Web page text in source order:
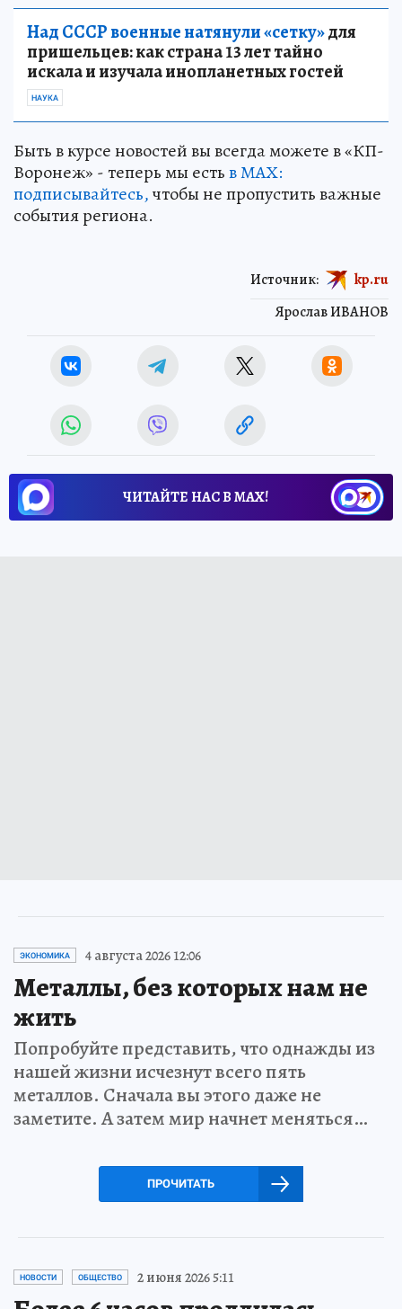
Над СССР военные натянули «сетку»для
пришельцев: как страна 13 лет тайно
искала и изучала инопланетных гостей
НАУКА
Быть в курсе новостей вы всегда можете в «КП-
Воронеж» - теперь мы естьв МАХ:
подписывайтесь,чтобы не пропустить важные
события региона.
Ярослав ИВАНОВ
Источник: kp.ru
ЧИТАЙТЕ НАС В МАХ!
ЭКОНОМИКА 4 августа 2026 12:06
Металлы, без которых нам не
жить
Попробуйте представить, что однажды из
нашей жизни исчезнут всего пять
металлов. Сначала вы этого даже не
заметите. А затем мир начнет меняться…
ПРОЧИТАТЬ
НОВОСТИ ОБЩЕСТВО 2 июня 2026 5:11